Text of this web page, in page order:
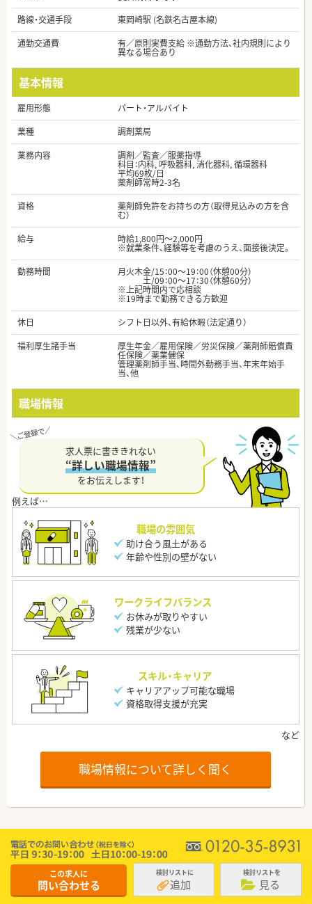
路線・交通手段
東岡崎駅 (名鉄名古屋本線)
通勤交通費
有／原則実費支給 ※通勤方法、社内規則により
異なる場合あり
基本情報
雇用形態
パート・アルバイト
業種
調剤薬局
業務内容
調剤／監査／服薬指導
科目：内科, 呼吸器科, 消化器科, 循環器科
平均69枚/日
薬剤師常時2-3名
資格
薬剤師免許をお持ちの方（取得見込みの方を含
む）
給与
時給1,800円～2,000円
※就業条件、経験等を考慮のうえ、面接後決定。
勤務時間
月火木金/15：00～19：00（休憩00分）
土/09：00～17：30（休憩60分）
※上記時間内で応相談
※19時まで勤務できる方歓迎
休日
シフト日以外、有給休暇（法定通り）
福利厚生諸手当
厚生年金／雇用保険／労災保険／薬剤師賠償責
任保険／薬業健保
管理薬剤師手当、時間外勤務手当、年末年始手
当、他
職場情報
求人票に書ききれない
“詳しい職場情報”
をお伝えします！
職場の雰囲気
助け合う風土がある
年齢や性別の壁がない
ワークライフバランス
お休みが取りやすい
残業が少ない
スキル・キャリア
キャリアアップ可能な職場
資格取得支援が充実
職場情報について詳しく聞く
この求人に
問い合わせる
検討リストに
追加
検討リストを
見る